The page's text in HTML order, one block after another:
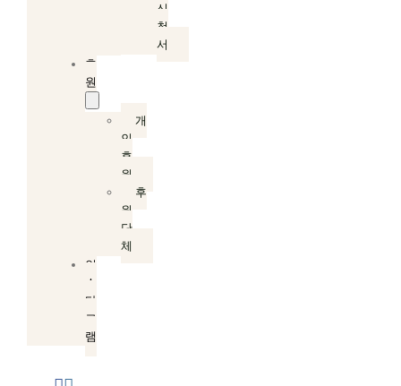
신
청
서
후
원
개
인
후
원
후
원
단
체
인
스
타
그
램